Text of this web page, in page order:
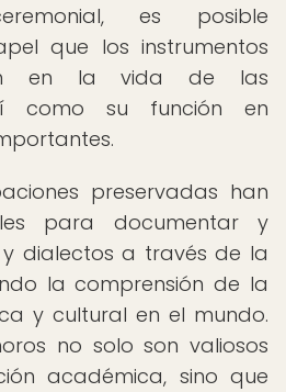
es posible
que los instrumentos
en la vida de las
como su función en
preservadas han
para documentar y
dialectos a través de la
la comprensión de la
y cultural en el mundo.
no solo son valiosos
académica, sino que